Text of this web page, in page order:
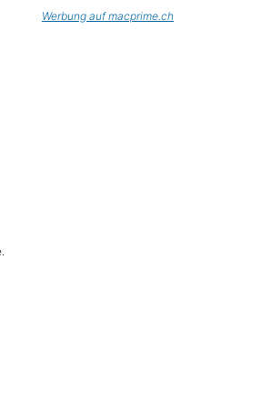
Werbung auf macprime.ch